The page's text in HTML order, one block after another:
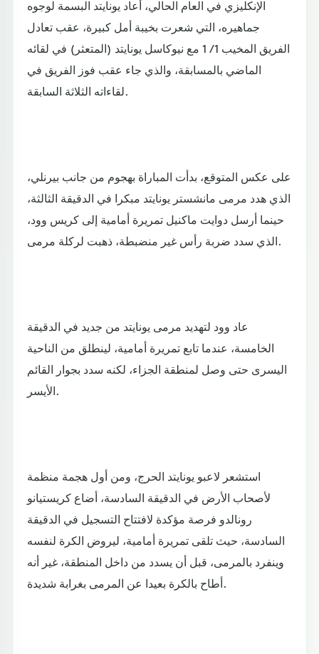
الإنكليزي في العام الحالي، أعاد يونايتد البسمة لوجوه
جماهيره، التي شعرت بخيبة أمل كبيرة، عقب تعادل
الفريق المخيب 1 / 1 مع نيوكاسل يونايتد (المتعثر) في لقائه
الماضي بالمسابقة، والذي جاء عقب فوز الفريق في
لقاءاته الثلاثة السابقة.
على عكس المتوقع، بدأت المباراة بهجوم من جانب بيرنلي،
الذي هدد مرمى مانشستر يونايتد مبكرا في الدقيقة الثالثة،
حينما أرسل دوايت ماكنيل تمريرة أمامية إلى كريس وود،
الذي سدد ضربة رأس غير منضبطة، ذهبت لركلة مرمى.
عاد وود لتهديد مرمى يونايتد من جديد في الدقيقة
الخامسة، عندما تابع تمريرة أمامية، لينطلق من الناحية
اليسرى حتى وصل لمنطقة الجزاء، لكنه سدد بجوار القائم
الأيسر.
استشعر لاعبو يونايتد الحرج، ومن أول هجمة منظمة
لأصحاب الأرض في الدقيقة السادسة، أضاع كريستيانو
رونالدو فرصة مؤكدة لافتتاح التسجيل في الدقيقة
السادسة، حيث تلقى تمريرة أمامية، ليروض الكرة لنفسه
وينفرد بالمرمى، قبل أن يسدد من داخل المنطقة، غير أنه
أطاح بالكرة بعيدا عن المرمى بغرابة شديدة.